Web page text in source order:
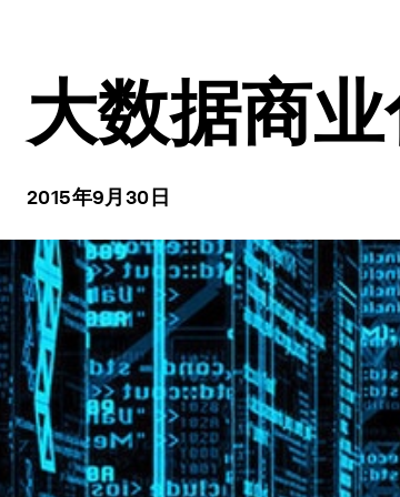
大数据商
2015年9月30日